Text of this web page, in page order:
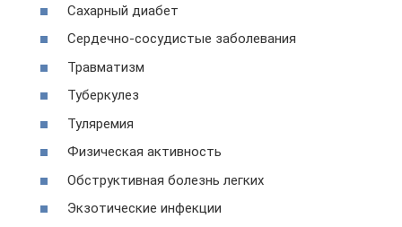
Сахарный диабет
Сердечно-сосудистые заболевания
Травматизм
Туберкулез
Туляремия
Физическая активность
Обструктивная болезнь легких
Экзотические инфекции